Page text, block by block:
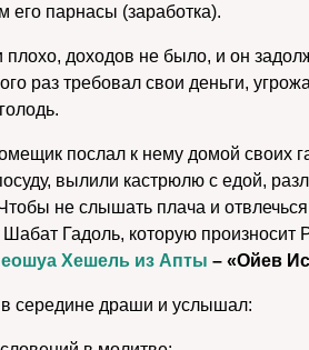
его парнасы (заработка).
плохо, доходов не было, и он
раз требовал свои деньги,
послал к нему домой своих
вылили кастрюлю с едой,
не слышать плача и
Гадоль, которую произносит
Хешель из Апты – «Ойев
середине драши и услышал: